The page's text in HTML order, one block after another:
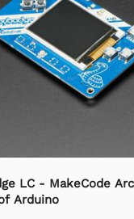
LC - MakeCode
Arduino